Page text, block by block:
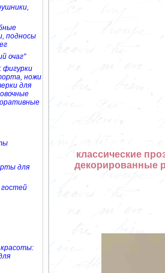
подносы
очаг"
фигурки
ножи
для
для
гостей
красоты:
классические
декорированные